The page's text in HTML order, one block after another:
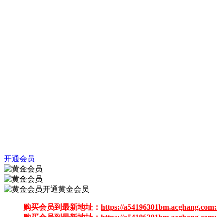
开通会员
开通黄金会员
购买会员到最新地址： https://